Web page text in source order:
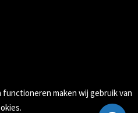
maken wij gebruik van